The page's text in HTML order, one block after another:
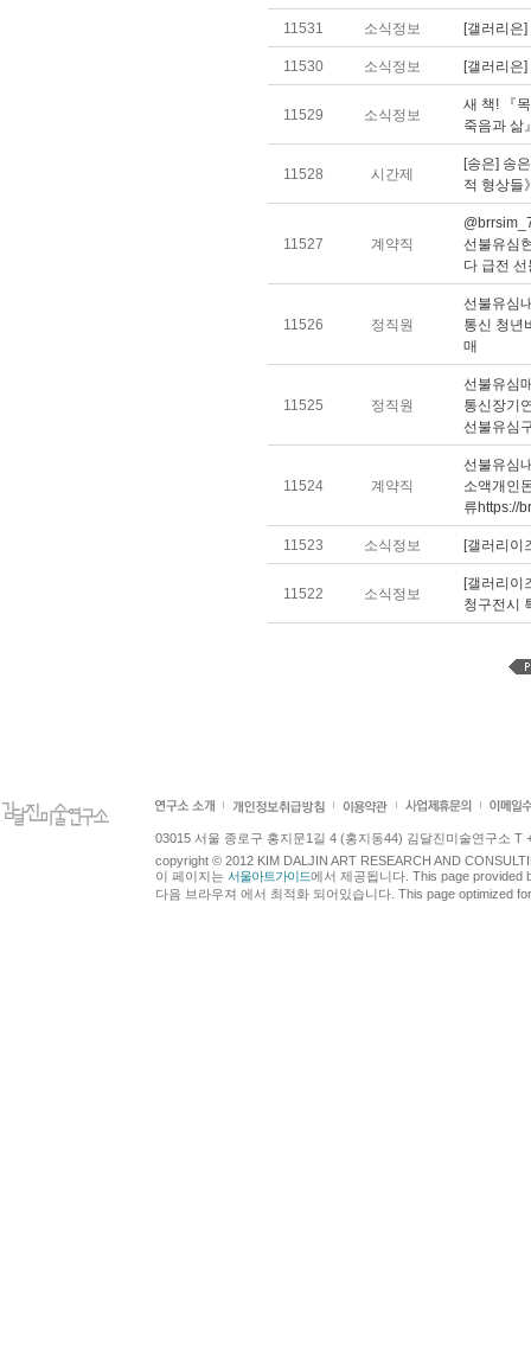
11531 소식정보 [갤러리은
11530 소식정보 [갤러리은
11529 소식정보
새 책! 『
죽음과 삶
11528 시간제
[송은] 송
적 형상들
11527 계약직
선불유심
다 급전
11526 정직원
선불유심
통신 청년
매
11525 정직원
선불유심
통신장기
선불유심
11524 계약직
선불유심
소액개인
류https://
11523 소식정보 [갤러리이
11522 소식정보
[갤러리이
청구전시
03015 서울 종로구 홍지문1길 4 (홍지동44) 김달진미술연구소 T
copyright © 2012 KIM DALJIN ART RESEARCH AND
이 페이지는 서울아트가이드에서 제공됩니다. This page provided
다음 브라우져 에서 최적화 되어있습니다. This page optimized